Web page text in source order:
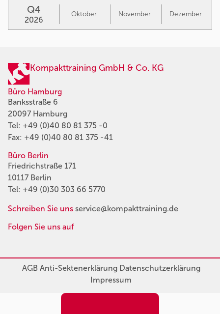
Q4
2026
Oktober November Dezember
Kompakttraining GmbH & Co. KG
Büro Hamburg
Banksstraße 6
20097 Hamburg
Tel: +49 (0)40 80 81 375 -0
Fax: +49 (0)40 80 81 375 -41
Büro Berlin
Friedrichstraße 171
10117 Berlin
Tel: +49 (0)30 303 66 5770
Schreiben Sie uns service@kompakttraining.de
Folgen Sie uns auf
AGBAnti-SektenerklärungDatenschutzerklärung
Impressum